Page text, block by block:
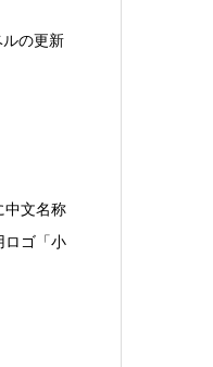
の更新
中文名称
ロゴ「小